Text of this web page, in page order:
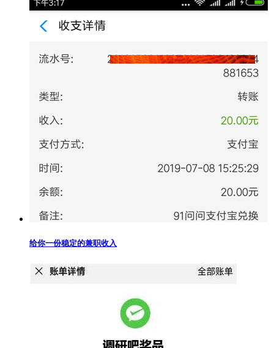
给你一份稳定的兼职收入